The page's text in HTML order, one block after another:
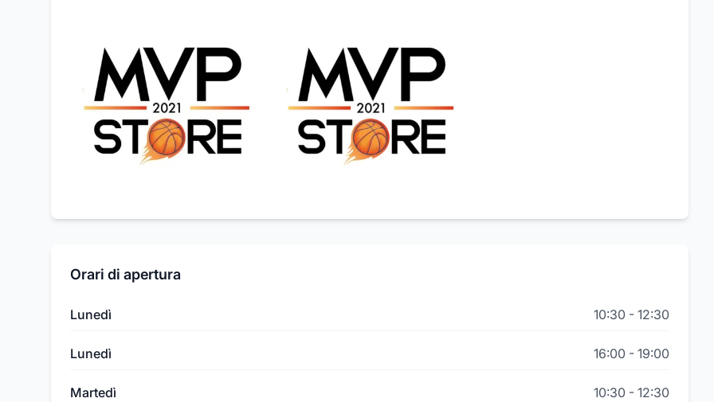
Orari di apertura
Lunedì 10:30 - 12:30
Lunedì 16:00 - 19:00
Martedì 10:30 - 12:30